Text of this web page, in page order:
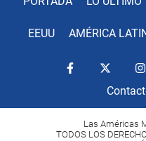
EEUU AMÉRICA
Las Américas
TODOS LOS